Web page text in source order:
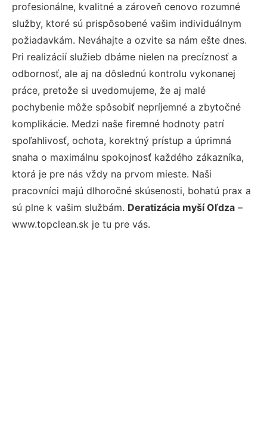
profesionálne, kvalitné a zároveň cenovo rozumné
služby, ktoré sú prispôsobené vašim individuálnym
požiadavkám. Neváhajte a ozvite sa nám ešte dnes.
Pri realizácií služieb dbáme nielen na precíznosť a
odbornosť, ale aj na dôslednú kontrolu vykonanej
práce, pretože si uvedomujeme, že aj malé
pochybenie môže spôsobiť nepríjemné a zbytočné
komplikácie. Medzi naše firemné hodnoty patrí
spoľahlivosť, ochota, korektný prístup a úprimná
snaha o maximálnu spokojnosť každého zákazníka,
ktorá je pre nás vždy na prvom mieste. Naši
pracovníci majú dlhoročné skúsenosti, bohatú prax a
sú plne k vašim službám. Deratizácia myší Oľdza –
www.topclean.sk je tu pre vás.